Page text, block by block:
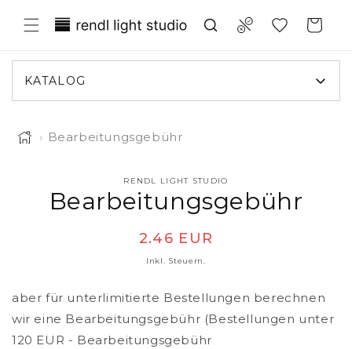
zum Inhalt Compare
Translation missing: Warenkorb
KATALOG
› Bearbeitungsgebühr
springen
RENDL LIGHT STUDIO
Bearbeitungsgebühr
Normaler Preis
2.46 EUR
Inkl. Steuern.
aber für unterlimitierte Bestellungen berechnen
wir eine Bearbeitungsgebühr (Bestellungen unter
120 EUR - Bearbeitungsgebühr